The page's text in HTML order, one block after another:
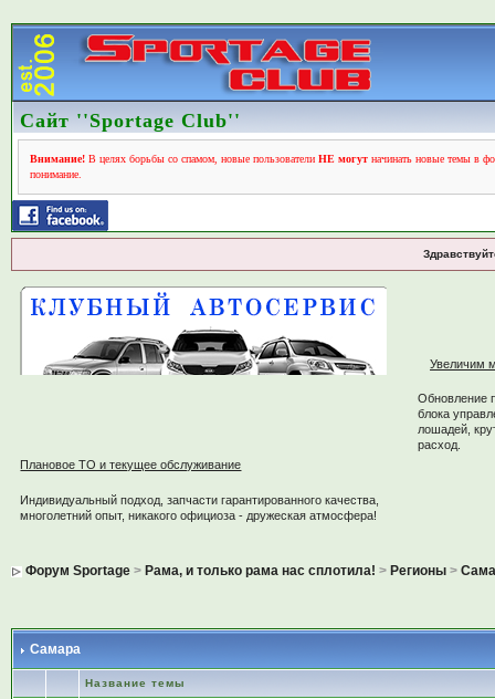
Сайт ''Sportage Club''
Внимание!В целях борьбы со спамом, новые пользователи НЕ могутначинать новые темы в
понимание.
Плановое ТО и текущее обслуживание
Индивидуальный подход, запчасти гарантированного качества,
многолетний опыт, никакого официоза - дружеская атмосфера!
Увеличим
Обновление
блока
лошадей,
расход.
Форум Sportage> Рама, и только рама нас сплотила! > Регионы>
Самара
Название темы